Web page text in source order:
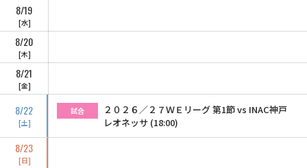
8/19
水
8/20
木
8/21
金
8/22
土
試合
２０２６／２７ＷＥリーグ 第1節 vs INAC神戸
レオネッサ (18:00)
8/23
日